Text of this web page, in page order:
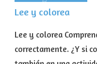
Lee y colorea
Lee y colorea
correctamente. ¿Y si